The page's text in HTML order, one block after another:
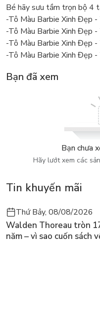
Bé hãy sưu tầm trọn bộ 4
-Tô Màu Barbie Xinh Đẹp -
-Tô Màu Barbie Xinh Đẹp
-Tô Màu Barbie Xinh Đẹp -
-Tô Màu Barbie Xinh Đẹp
Bạn đã xem
Bạn chưa
Hãy lướt xem các
Tin khuyến mãi
Thứ Bảy, 08/08/2026
Walden Thoreau tròn
năm – vì sao cuốn sách